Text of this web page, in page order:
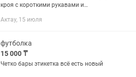
кроя с короткими рукавами и
джинсами, брюками, юбками и
Актау, 15 июля
футболка
15 000 ₸
Четко бары этикетка всё есть новый